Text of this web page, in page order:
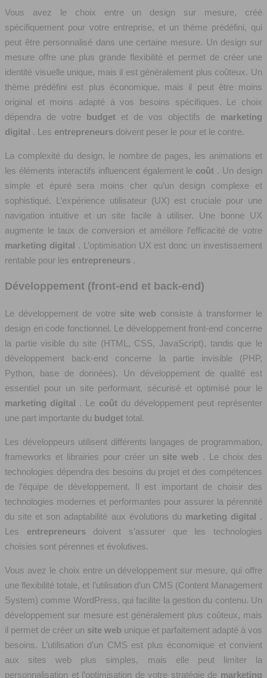
Vous avez le choix entre un design sur mesure, créé
spécifiquement pour votre entreprise, et un thème prédéfini, qui
peut être personnalisé dans une certaine mesure. Un design sur
mesure offre une plus grande flexibilité et permet de créer une
identité visuelle unique, mais il est généralement plus coûteux. Un
thème prédéfini est plus économique, mais il peut être moins
original et moins adapté à vos besoins spécifiques. Le choix
dépendra de votre budget et de vos objectifs de marketing
digital . Les entrepreneurs doivent peser le pour et le contre.
La complexité du design, le nombre de pages, les animations et
les éléments interactifs influencent également le coût . Un design
simple et épuré sera moins cher qu’un design complexe et
sophistiqué. L’expérience utilisateur (UX) est cruciale pour une
navigation intuitive et un site facile à utiliser. Une bonne UX
augmente le taux de conversion et améliore l’efficacité de votre
marketing digital . L’optimisation UX est donc un investissement
rentable pour les entrepreneurs .
Développement (front-end et back-end)
Le développement de votre site web consiste à transformer le
design en code fonctionnel. Le développement front-end concerne
la partie visible du site (HTML, CSS, JavaScript), tandis que le
développement back-end concerne la partie invisible (PHP,
Python, base de données). Un développement de qualité est
essentiel pour un site performant, sécurisé et optimisé pour le
marketing digital . Le coût du développement peut représenter
une part importante du budget total.
Les développeurs utilisent différents langages de programmation,
frameworks et librairies pour créer un site web . Le choix des
technologies dépendra des besoins du projet et des compétences
de l’équipe de développement. Il est important de choisir des
technologies modernes et performantes pour assurer la pérennité
du site et son adaptabilité aux évolutions du marketing digital .
Les entrepreneurs doivent s’assurer que les technologies
choisies sont pérennes et évolutives.
Vous avez le choix entre un développement sur mesure, qui offre
une flexibilité totale, et l’utilisation d’un CMS (Content Management
System) comme WordPress, qui facilite la gestion du contenu. Un
développement sur mesure est généralement plus coûteux, mais
il permet de créer un site web unique et parfaitement adapté à vos
besoins. L’utilisation d’un CMS est plus économique et convient
aux sites web plus simples, mais elle peut limiter la
personnalisation et l’optimisation de votre stratégie de marketing